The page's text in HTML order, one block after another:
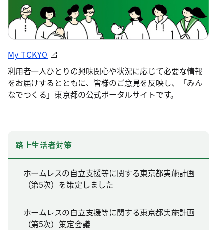
My TOKYO
利用者一人ひとりの興味関心や状況に応じて必要な情報
をお届けするとともに、皆様のご意見を反映し、「みん
なでつくる」東京都の公式ポータルサイトです。
路上生活者対策
ホームレスの自立支援等に関する東京都実施計画
（第5次）を策定しました
ホームレスの自立支援等に関する東京都実施計画
（第5次）策定会議